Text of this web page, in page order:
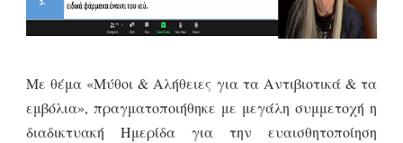
Με θέμα «Μύθοι & Αλήθειες για τα Αντιβιοτικά & τα
εμβόλια», πραγματοποιήθηκε με μεγάλη συμμετοχή η
διαδικτυακή Ημερίδα για την ευαισθητοποίηση